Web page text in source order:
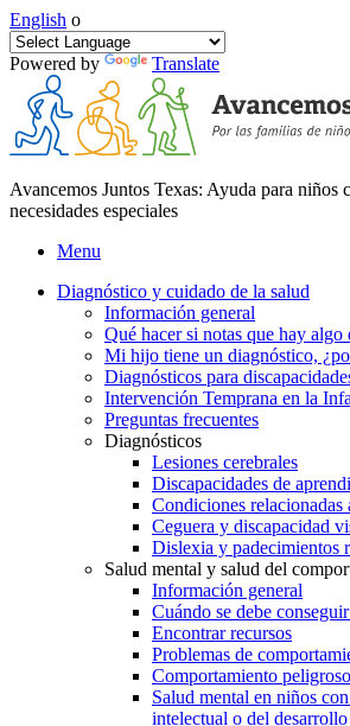
English o
Powered by Translate
Avancemos Juntos Texas: Ayuda para niños
necesidades especiales
Menu
Diagnóstico y cuidado de la salud
Información general
Qué hacer si notas que hay algo
Mi hijo tiene un diagnóstico,
Diagnósticos para
Intervención Temprana en la
Preguntas frecuentes
Diagnósticos
Lesiones cerebrales
Discapacidades de
Condiciones relacionadas
Ceguera y discapacidad
Dislexia y padecimientos
Salud mental y salud del
Información general
Cuándo se debe
Encontrar recursos
Problemas de
Comportamiento peligroso
Salud mental en niños
intelectual o del desarrollo